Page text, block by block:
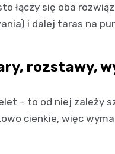
łączy się oba
i dalej taras na
rozstawy,
– to od niej zależy
cienkie, więc